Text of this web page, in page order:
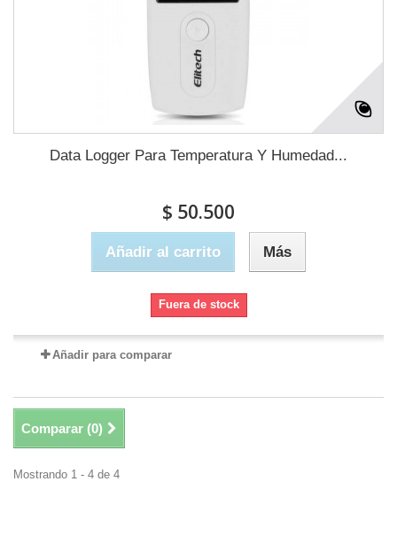
Data Logger Para Temperatura Y Humedad...
$ 50.500
Añadir al carrito Más
Fuera de stock
Añadir para comparar
Comparar (0)
Mostrando 1 - 4 de 4